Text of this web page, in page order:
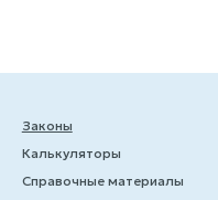
Законы
Калькуляторы
Справочные материалы